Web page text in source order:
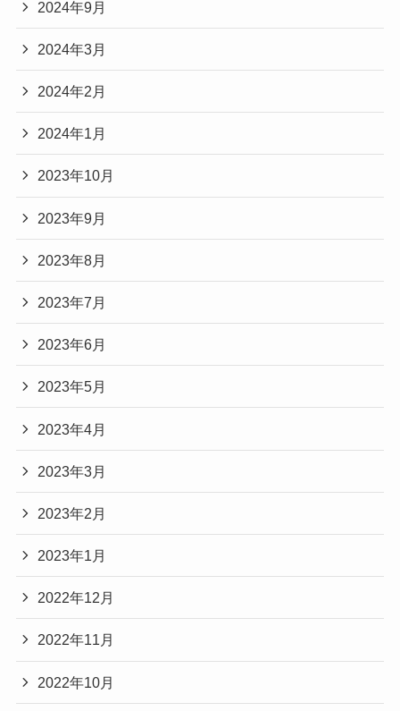
2024年9月
2024年3月
2024年2月
2024年1月
2023年10月
2023年9月
2023年8月
2023年7月
2023年6月
2023年5月
2023年4月
2023年3月
2023年2月
2023年1月
2022年12月
2022年11月
2022年10月